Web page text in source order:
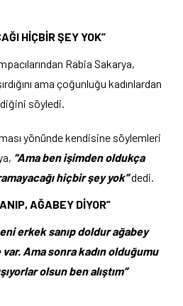
HİÇBİR ŞEY YOK”
Rabia Sakarya,
ama çoğunluğu kadınlardan
söyledi.
yönünde kendisine söylemleri
“Ama ben işimden oldukça
hiçbir şey yok”dedi.
AĞABEY DİYOR”
erkek sanıp doldur ağabey
Ama sonra kadın olduğumu
olsun ben alıştım”